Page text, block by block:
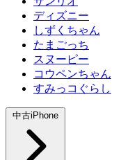
ディズニー
しずくちゃん
たまごっち
スヌーピー
コウペンちゃん
すみっコぐらし
中古iPhone